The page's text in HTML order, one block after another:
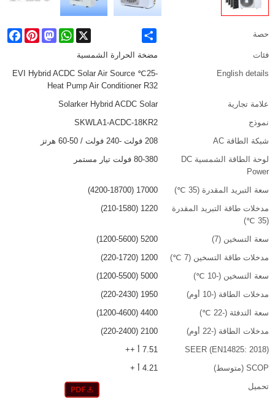
حصة Share
PinterestMastodon
WhatsApp X
فئات
مضخة الحرارة الشمسية
English details
-25℃ EVI Hybrid ACDC Solar Air Source
Heat Pump Air Conditioner R32
علامة تجارية
Solarker Hybrid ACDC Solar
نموذج
SKWLA1-ACDC-18KR2
شبكة الطاقة AC
208 فولت -240 فولت / 50-60 هرتز
لوحة الطاقة الشمسية DC
Power
80-380 فولت تيار مستمر
سعة التبريد المقدرة (35 ℃)
17000 (4200-18700)
مدخلات طاقة التبريد المقدرة
(35 ℃)
1220 (210-1580)
سعة التسخين (7)
5200 (1200-5600)
مدخلات طاقة التسخين (7 ℃)
1200 (220-1720)
سعة التسخين (-10 ℃)
5000 (1200-5500)
مدخلات الطاقة (-10 أوم)
1950 (220-2430)
سعة التدفئة (-22 ℃)
4400 (1200-4600)
مدخلات الطاقة (-22 أوم)
2100 (220-2400)
SEER (EN14825: 2018)
7.51 أ ++
SCOP (متوسط)
4.21 أ +
تحميل